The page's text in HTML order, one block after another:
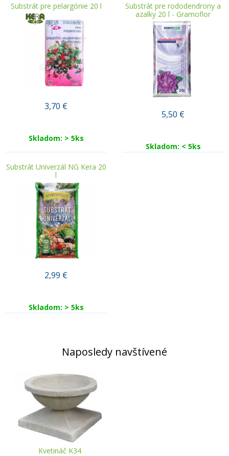
Substrát pre pelargónie 20 l
3,70 €
Skladom: > 5ks
Substrát pre rododendrony a
azalky 20 l - Gramoflor
5,50 €
Skladom: < 5ks
Substrát Univerzál NG Kera 20
l
2,99 €
Skladom: > 5ks
Naposledy navštívené
Kvetináč K34